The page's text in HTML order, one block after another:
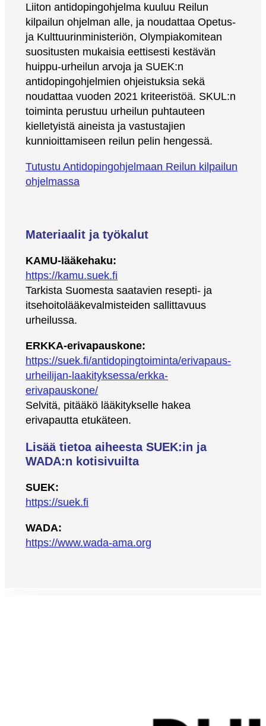
Liiton antidopingohjelma kuuluu Reilun
kilpailun ohjelman alle, ja noudattaa Opetus-
ja Kulttuurinministeriön, Olympiakomitean
suositusten mukaisia eettisesti kestävän
huippu-urheilun arvoja ja SUEK:n
antidopingohjelmien ohjeistuksia sekä
noudattaa vuoden 2021 kriteeristöä. SKUL:n
toiminta perustuu urheilun puhtauteen
kielletyistä aineista ja vastustajien
kunnioittamiseen reilun pelin hengessä.
Tutustu Antidopingohjelmaan Reilun kilpailun
ohjelmassa
Materiaalit ja työkalut
KAMU-lääkehaku:
https://kamu.suek.fi
Tarkista Suomesta saatavien resepti- ja
itsehoitolääkevalmisteiden sallittavuus
urheilussa.
ERKKA-erivapauskone:
https://suek.fi/antidopingtoiminta/erivapaus-
urheilijan-laakityksessa/erkka-
erivapauskone/
Selvitä, pitääkö lääkitykselle hakea
erivapautta etukäteen.
Lisää tietoa aiheesta SUEK:in ja
WADA:n kotisivuilta
SUEK:
https://suek.fi
WADA:
https://www.wada-ama.org